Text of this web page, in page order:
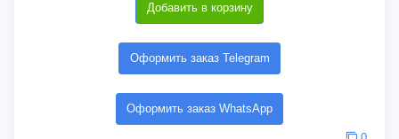
Добавить в корзину
Оформить заказ Telegram
Оформить заказ WhatsApp